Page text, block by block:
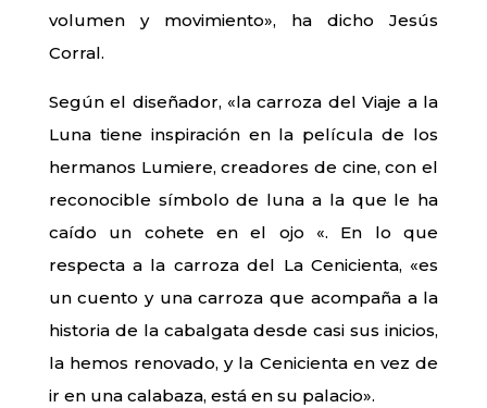
volumen y movimiento», ha dicho Jesús
Corral.
Según el diseñador, «la carroza del Viaje a la
Luna tiene inspiración en la película de los
hermanos Lumiere, creadores de cine, con el
reconocible símbolo de luna a la que le ha
caído un cohete en el ojo «. En lo que
respecta a la carroza del La Cenicienta, «es
un cuento y una carroza que acompaña a la
historia de la cabalgata desde casi sus inicios,
la hemos renovado, y la Cenicienta en vez de
ir en una calabaza, está en su palacio».